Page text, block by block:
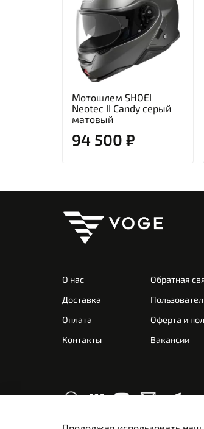
Мотошлем SHOEI
Neotec II Candy серый
матовый
94 500 ₽
О нас
Доставка
Оплата
Контакты
Обратная
Оферта и
Вакансии